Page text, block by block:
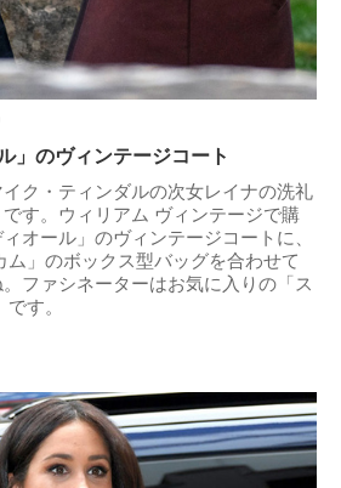
」のヴィンテージコート
ク・ティンダルの次女レイナの洗礼
す。ウィリアム ヴィンテージで購
オール」のヴィンテージコートに、
ム」のボックス型バッグを合わせて
ファシネーターはお気に入りの「ス
す。